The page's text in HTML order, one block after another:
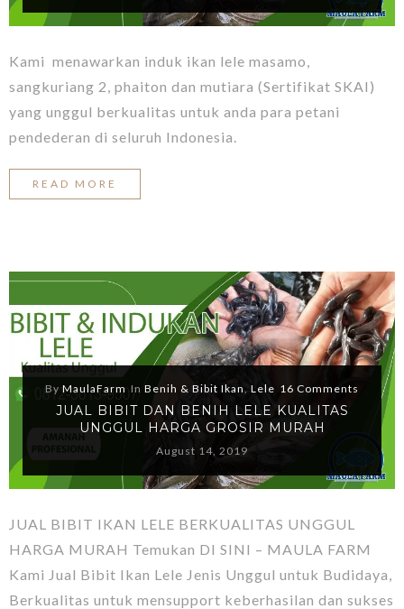
Kami menawarkan induk ikan lele masamo,
sangkuriang 2, phaiton dan mutiara (Sertifikat SKAI)
yang unggul berkualitas untuk anda para petani
pendederan di seluruh Indonesia.
READ MORE
By MaulaFarm In Benih & Bibit Ikan Lele 16 Comments
JUAL BIBIT DAN BENIH LELE KUALITAS
UNGGUL HARGA GROSIR MURAH
August 14, 2019
JUAL BIBIT IKAN LELE BERKUALITAS UNGGUL
HARGA MURAH Temukan DI SINI – MAULA FARM
Kami Jual Bibit Ikan Lele Jenis Unggul untuk Budidaya,
Berkualitas untuk mensupport keberhasilan dan sukses